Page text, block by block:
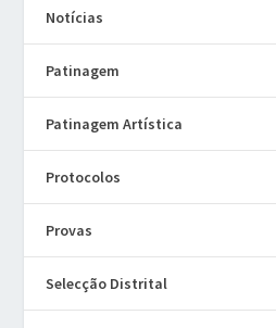
Notícias
Patinagem
Patinagem Artística
Protocolos
Provas
Selecção Distrital